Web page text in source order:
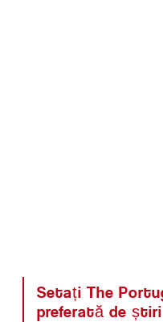
Setați The
preferată de